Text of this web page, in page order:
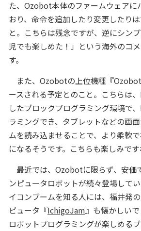
た、Ozobot本体のファームウェアに
おり、命令を追加したり変更したり
と。こちらは残念ですが、逆にシン
児でも楽しめた！」という海外のコ
す。
また、Ozobotの上位機種『
ースされる予定とのこと。こちらは
したブロックプログラミング環境で
ラミングでき、タブレットなどの画
ムを読み込ませることで、より柔軟
になるそうです。こちらも楽しみです
最近では、Ozobotに限らず、安価
ンピュータロボットが続々登場して
イコンブームを知る人には、福井発
ピュータ『IchigoJam』も懐かしい
ロボットプログラミングが楽しめる